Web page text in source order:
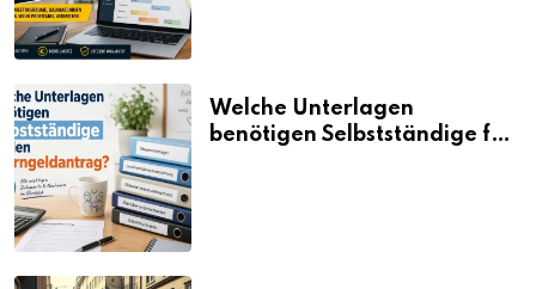
Welche Unterlagen
benötigen Selbstständige für